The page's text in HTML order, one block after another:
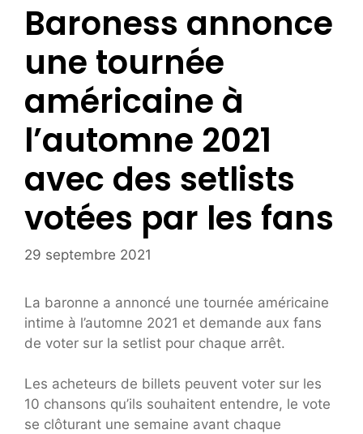
Baroness annonce
une tournée
américaine à
l’automne 2021
avec des setlists
votées par les fans
29 septembre 2021
La baronne a annoncé une tournée américaine
intime à l’automne 2021 et demande aux fans
de voter sur la setlist pour chaque arrêt.
Les acheteurs de billets peuvent voter sur les
10 chansons qu’ils souhaitent entendre, le vote
se clôturant une semaine avant chaque